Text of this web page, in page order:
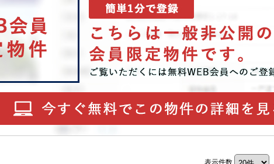
表示件数